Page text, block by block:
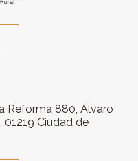
Reforma 880, Alvaro
01219 Ciudad de